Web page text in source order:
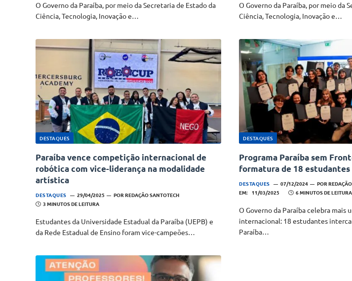
O Governo da Paraíba, por meio da Secretaria de Estado da
Ciência, Tecnologia, Inovação e…
O Governo da Paraíba, por meio da
Ciência, Tecnologia, Inovação e…
DESTAQUES
Paraíba vence competição internacional de
robótica com vice-liderança na modalidade
artística
DESTAQUES 29/04/2025 POR REDAÇÃO SANTOTECH
3 MINUTOS DE LEITURA
Estudantes da Universidade Estadual da Paraíba (UEPB) e
da Rede Estadual de Ensino foram vice-campeões…
DESTAQUES
Programa Paraíba sem
formatura de 18 estudantes
DESTAQUES 07/12/2024 POR
EM: 11/03/2025 6 MINUTOS DE LEITURA
O Governo da Paraíba celebra mais
internacional: 18 estudantes
Paraíba…